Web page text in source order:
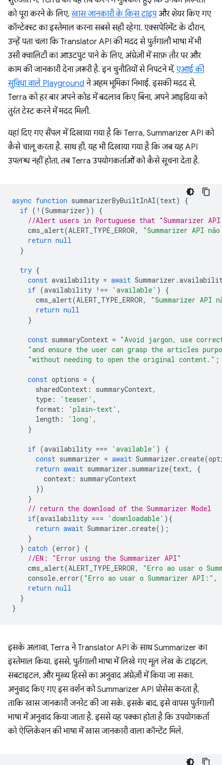
को पूरा करने के लिए,खास जानकारी के किस टाइपऔर शेयर किए गए
कॉन्टेक्स्ट का इस्तेमाल करना सबसे सही रहेगा. एक्सपेरिमेंट के दौरान,
उन्हें पता चला कि Translator API की मदद से पुर्तगाली भाषा में भी
उसी क्वालिटी का आउटपुट पाने के लिए, अंग्रेज़ी में साफ़ तौर पर और
काम की जानकारी देना ज़रूरी है. इन चुनौतियों से निपटने में, एआई की
सुविधा वाले Playground ने अहम भूमिका निभाई. इसकी मदद से,
Terra को हर बार अपने कोड में बदलाव किए बिना, अपने आइडिया को
तुरंत टेस्ट करने में मदद मिली.
यहां दिए गए सैंपल में दिखाया गया है कि Terra, Summarizer API को
कैसे चालू करता है. साथ ही, यह भी दिखाया गया है कि जब यह API
उपलब्ध नहीं होता, तब Terra उपयोगकर्ताओं को कैसे सूचना देता है.
async function summarizerByBuiltInAI(text)
{
if ( ! (Summarizer))
{
//Alert users in Portuguese that "Summarizer
cms_alert(ALERT_TYPE_ERROR,
"Summarizer API
return null
}
try {
const availability = await Summarizer .
if (availability !== 'available' )
{
cms_alert(ALERT_TYPE_ERROR,
"Summarizer API
return null
}
const summaryContext = "Avoid jargon, use
"and ensure the user can grasp the articles
"without needing to open the original content." ;
const options = {
sharedContext : summaryContext,
type : 'teaser' ,
format : 'plain-text' ,
length : 'long' ,
}
if (availability === 'available' )
{
const summarizer = await Summarizer .create(
return await summarizer . summarize(text,
{
context :
summaryContext
})
}
// return the download of the Summarizer Model
if(availability === 'downloadable' ){
return await Summarizer .create();
}
} catch (error)
{
//EN: "Error using the Summarizer API"
cms_alert(ALERT_TYPE_ERROR,
"Erro ao usar o
console. error( "Erro ao usar o Summarizer API:" ,
return null
}
}
इसके अलावा, Terra ने Translator API के साथ Summarizer का
इस्तेमाल किया. इससे, पुर्तगाली भाषा में लिखे गए मूल लेख के टाइटल,
सबटाइटल, और मुख्य हिस्से का अनुवाद अंग्रेज़ी में किया जा सका.
अनुवाद किए गए इस वर्शन को Summarizer API प्रोसेस करता है,
ताकि खास जानकारी जनरेट की जा सके. इसके बाद, इसे वापस पुर्तगाली
भाषा में अनुवाद किया जाता है. इससे यह पक्का होता है कि उपयोगकर्ता
को ऐप्लिकेशन की भाषा में खास जानकारी वाला कॉन्टेंट मिले.